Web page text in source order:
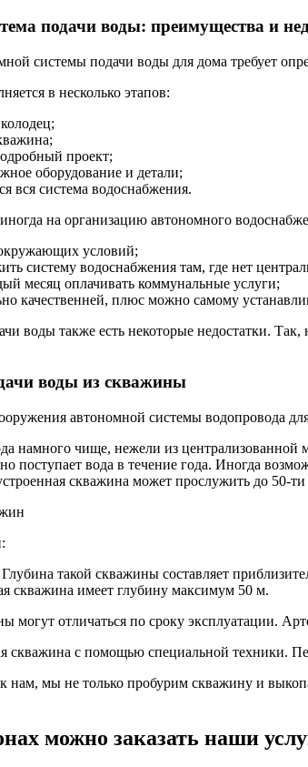
подачи воды: преимущества и
системы подачи воды для дома требует
в несколько этапов:
проект;
оборудование и детали;
вся система водоснабжения.
на организацию автономного
условий;
систему водоснабжения там, где нет
месяц оплачивать коммунальные услуги;
качественней, плюс можно самому
воды также есть некоторые недостатки.
воды из скважины
автономной системы водопровода
намного чище, нежели из централизованной
поступает вода в течение года. Иногда
скважина может прослужить до 50-
такой скважины составляет
скважина имеет глубину максимум 50 м.
могут отличаться по сроку эксплуатации.
скважина с помощью специальной техники.
нам, мы не только пробурим скважину и
можно заказать наши